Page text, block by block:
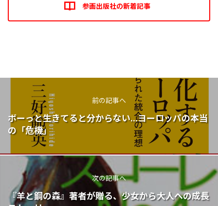
参画出版社の新着記事
前の記事へ
ボーっと生きてると分からない...ヨーロッパの本当
の「危機」
次の記事へ
『羊と鋼の森』著者が贈る、少女から大人への成長